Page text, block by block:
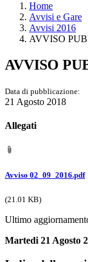
Home
Avvisi e Gare
Avvisi 2016
AVVISO
AVVISO
Data di pubblicazione:
21 Agosto 2018
Allegati
Avviso 02_09_2016.pdf
(21.01 KB)
Ultimo
Martedi 21 Agosto